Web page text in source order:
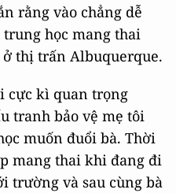
rằng vào chẳng dễ
học mang thai
thị trấn Albuquerque.
cực kì quan trọng
tranh bảo vệ mẹ tôi
muốn đuổi bà. Thời
mang thai khi đang đi
trường và sau cùng bà